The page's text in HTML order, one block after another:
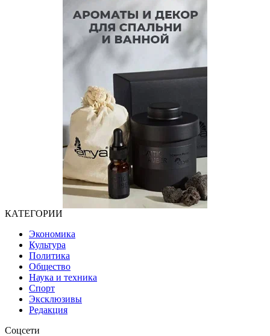
КАТЕГОРИИ
Экономика
Культура
Политика
Общество
Наука и техника
Спорт
Эксклюзивы
Редакция
Соцсети